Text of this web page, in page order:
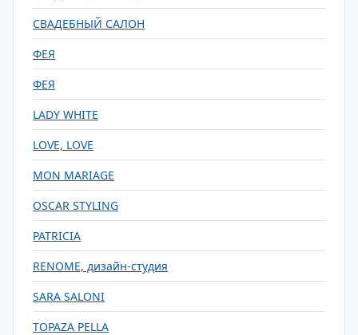
СВАДЕБНЫЙ САЛОН
ФЕЯ
ФЕЯ
LADY WHITE
LOVE, LOVE
MON MARIAGE
OSCAR STYLING
PATRICIA
RENOME, дизайн-студия
SARA SALONI
TOPAZA PELLA